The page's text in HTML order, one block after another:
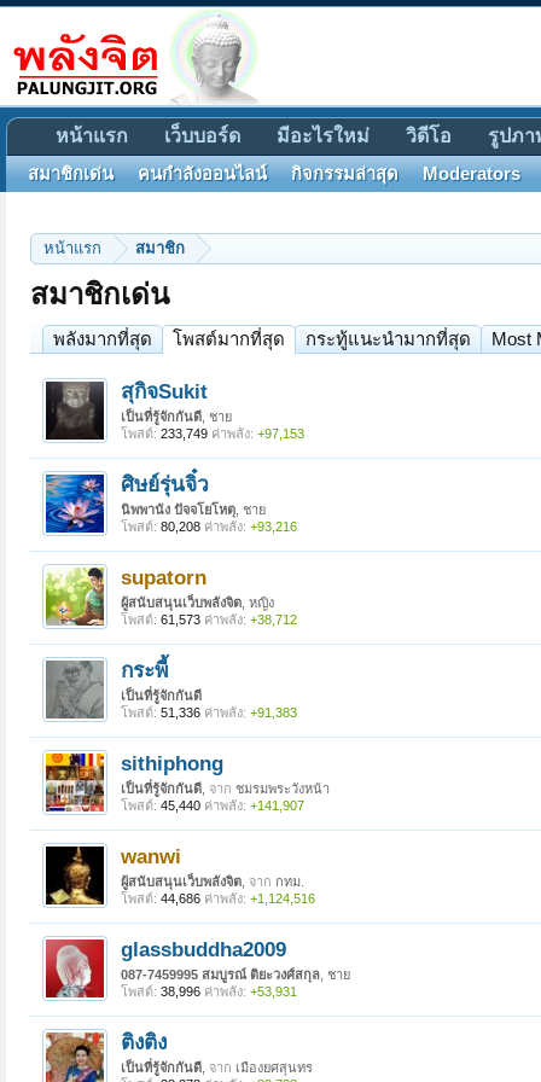
หน้าแรก สมาชิก
สมาชิกเด่น
พลังมากที่สุด โพสต์มากที่สุด กระทู้แนะนำมากที่สุด Most
สุกิจSukit
เป็นที่รู้จักกันดี , ชาย
โพสต์: 233,749 ค่าพลัง: +97,153
ศิษย์รุ่นจิ๋ว
นิพพานัง ปัจจโยโหตุ , ชาย
โพสต์: 80,208 ค่าพลัง: +93,216
supatorn
ผู้สนับสนุนเว็บพลังจิต , หญิง
โพสต์: 61,573 ค่าพลัง: +38,712
กระพี้
เป็นที่รู้จักกันดี
โพสต์: 51,336 ค่าพลัง: +91,383
sithiphong
เป็นที่รู้จักกันดี จาก ชมรมพระวังหน้า
โพสต์: 45,440 ค่าพลัง: +141,907
wanwi
ผู้สนับสนุนเว็บพลังจิต จาก กทม.
โพสต์: 44,686 ค่าพลัง: +1,124,516
glassbuddha2009
087-7459995 สมบูรณ์ ติยะวงศ์สกุล , ชาย
โพสต์: 38,996 ค่าพลัง: +53,931
ติงติง
เป็นที่รู้จักกันดี จาก เมืองยศสุนทร
หน้าแรก เว็บบอร์ด มีอะไรใหม่ วิดีโอ รูปภา
สมาชิกเด่น คนกำลังออนไลน์ กิจกรรมล่าสุด Moderators